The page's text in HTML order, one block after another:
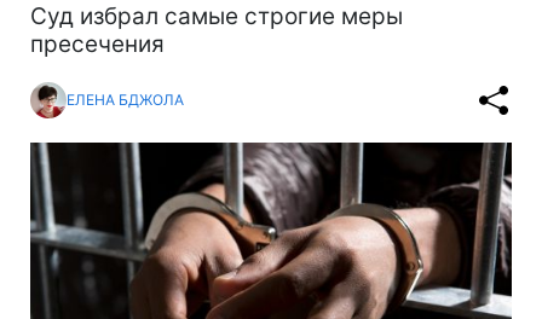
Суд избрал самые строгие меры
пресечения
ЕЛЕНА БДЖОЛА